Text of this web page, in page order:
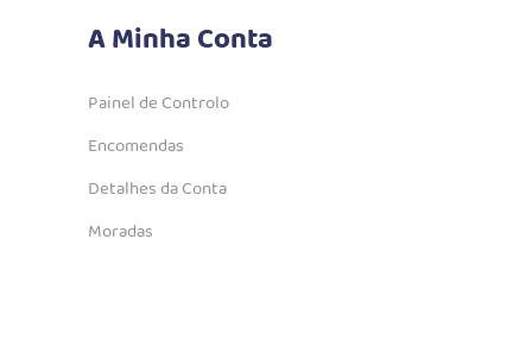
A Minha Conta
Painel de Controlo
Encomendas
Detalhes da Conta
Moradas